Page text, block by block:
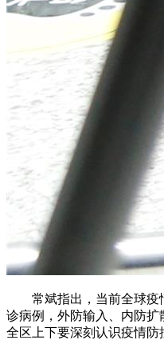
常斌指出，当前全球疫
诊病例，外防输入、内防扩
全区上下要深刻认识疫情